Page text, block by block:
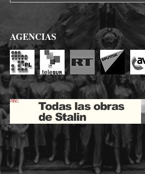
AGENCIAS